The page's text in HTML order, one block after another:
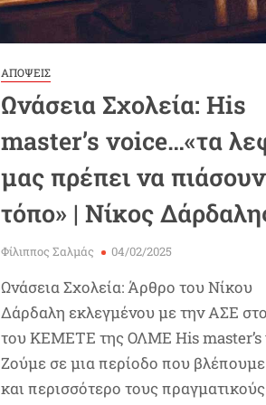
ΑΠΟΨΕΙΣ
Ωνάσεια Σχολεία: His
master’s voice…«τα
μας πρέπει να πιάσουν
τόπο» | Νίκος
Φίλιππος Σαλμάς 04/02/2025
Ωνάσεια Σχολεία: Άρθρο του Νίκου
Δάρδαλη εκλεγμένου με την ΑΣΕ
του ΚΕΜΕΤΕ της ΟΛΜΕ His master’s
Ζούμε σε μια περίοδο που
και περισσότερο τους